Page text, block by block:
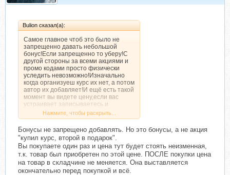
Bulion сказал(а):
Самое главное чтоб это было не
запрещенно давать небольшой
бонус!Если запрещенно то уберу!С
другой стороны за всеми акциями и
промо кодами просто физически
уследить невозможно!Изначально
когда организуеш курс их нет, а потом
автор их добавляет!И ещё есть такой
момент вы видете цену,если вас
устраивает записываетесь и
участвуете в складчине если нет то
покупаете на продажнике всё просто!
Нажмите, чтобы раскрыть...
Бонусы не запрещено добавлять. Но это бонусы, а не акция
"купил курс, второй в подарок".
Вы покупаете один раз и цена тут будет стоять неизменная,
т.к. товар был приобретен по этой цене. ПОСЛЕ покупки цена
на товар в складчине не меняется. Она выставляется
окончательно перед покупкой и всё.